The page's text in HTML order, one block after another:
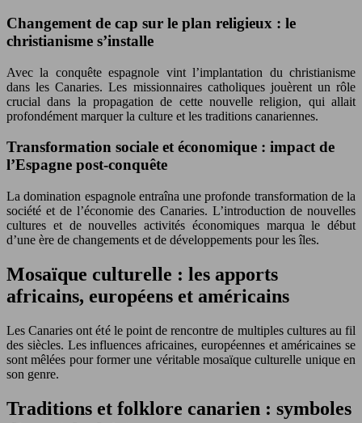
Changement de cap sur le plan religieux : le
christianisme s’installe
Avec la conquête espagnole vint l’implantation du christianisme
dans les Canaries. Les missionnaires catholiques jouèrent un rôle
crucial dans la propagation de cette nouvelle religion, qui allait
profondément marquer la culture et les traditions canariennes.
Transformation sociale et économique : impact de
l’Espagne post-conquête
La domination espagnole entraîna une profonde transformation de la
société et de l’économie des Canaries. L’introduction de nouvelles
cultures et de nouvelles activités économiques marqua le début
d’une ère de changements et de développements pour les îles.
Mosaïque culturelle : les apports
africains, européens et américains
Les Canaries ont été le point de rencontre de multiples cultures au fil
des siècles. Les influences africaines, européennes et américaines se
sont mêlées pour former une véritable mosaïque culturelle unique en
son genre.
Traditions et folklore canarien : symboles